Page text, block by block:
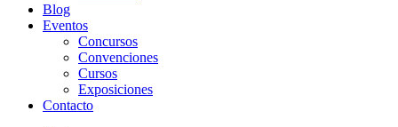
Blog
Eventos
Concursos
Convenciones
Cursos
Exposiciones
Contacto